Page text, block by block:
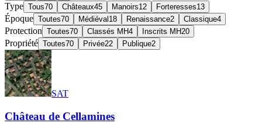
Type Tous70 Châteaux45 Manoirs12 Forteresses13
Époque Toutes70 Médiéval 18 Renaissance2 Classique4
Protection Toutes70 Classés MH4 Inscrits MH20
Propriété Toutes70 Privée22 Publique2
SAT
Château de Cellamines